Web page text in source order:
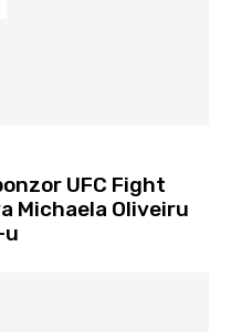
UFC Fight
Michaela Oliveiru
u